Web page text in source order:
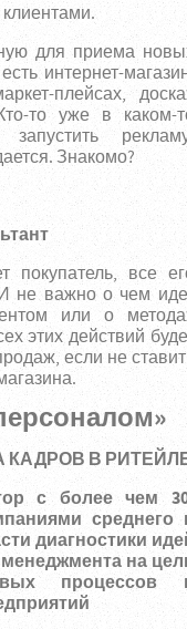
для приема
интернет-
плейсах,
то уже в каком-
Знакомо?
покупатель, все
не важно о чем
или о
этих действий
если не
В
с более чем
среднего
диагностики
на
процессов